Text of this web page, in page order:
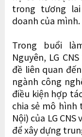
trong tương
doanh của mình.
Trong buổi
Nguyên, LG
đề liên quan
ngành công
điều kiện hợp
chia sẻ mô hình
Nội) của LG
để xây dựng